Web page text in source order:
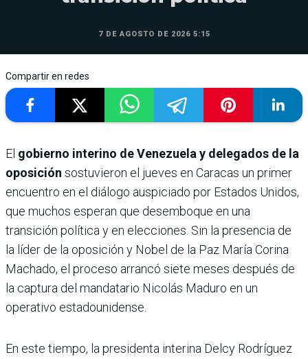
7 DE AGOSTO DE 2026 5:15
Compartir en redes
El gobierno interino de Venezuela y delegados de la
oposición sostuvieron el jueves en Caracas un primer
encuentro en el diálogo auspiciado por Estados Unidos,
que muchos esperan que desemboque en una
transición política y en elecciones. Sin la presencia de
la líder de la oposición y Nobel de la Paz María Corina
Machado, el proceso arrancó siete meses después de
la captura del mandatario Nicolás Maduro en un
operativo estadounidense.
En este tiempo, la presidenta interina Delcy Rodríguez